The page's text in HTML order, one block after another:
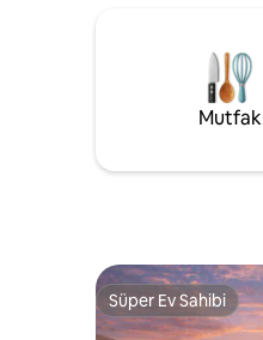
Mutfak
Süper Ev Sahibi
Süper Ev Sahibi